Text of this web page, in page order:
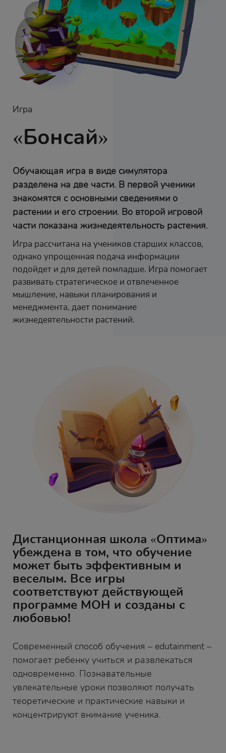
Игра
«Бонсай»
Обучающая игра в виде симулятора
разделена на две части. В первой ученики
знакомятся с основными сведениями о
растении и его строении. Во второй игровой
части показана жизнедеятельность растения.
Игра рассчитана на учеников старших классов,
однако упрощенная подача информации
подойдет и для детей помладше. Игра помогает
развивать стратегическое и отвлеченное
мышление, навыки планирования и
менеджмента, дает понимание
жизнедеятельности растений.
Дистанционная школа «Оптима»
убеждена в том, что обучение
может быть эффективным и
веселым. Все игры
соответствуют действующей
программе МОН и созданы с
любовью!
Современный способ обучения – edutainment –
помогает ребенку учиться и развлекаться
одновременно. Познавательные
увлекательные уроки позволяют получать
теоретические и практические навыки и
концентрируют внимание ученика.